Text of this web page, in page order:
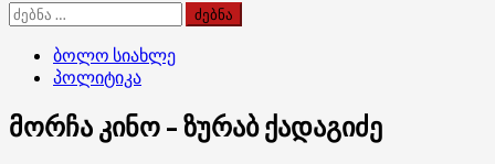
ძებნა:
ბოლო სიახლე
პოლიტიკა
მორჩა კინო – ზურაბ ქადაგიძე